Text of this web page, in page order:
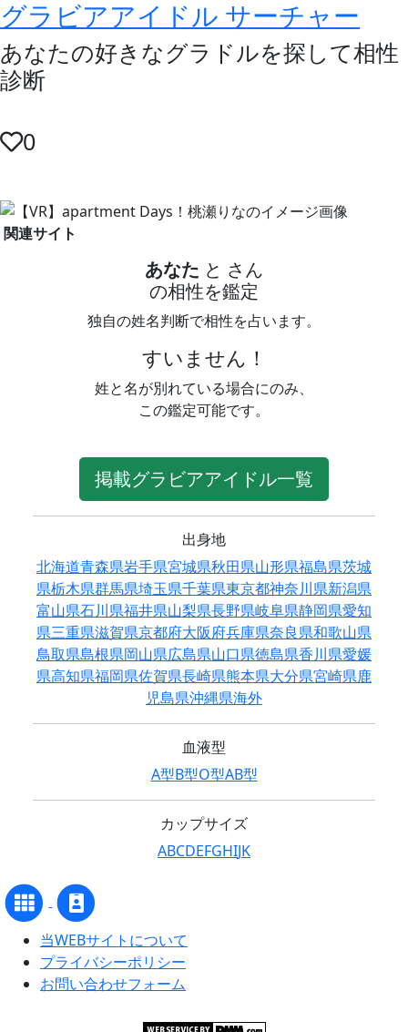
グラビアアイドル サーチャー
あなたの好きなグラドルを探して相性
診断
0
関連サイト
あなた と さん
の相性を鑑定
独自の姓名判断で相性を占います。
すいません！
姓と名が別れている場合にのみ、
この鑑定可能です。
掲載グラビアアイドル一覧
出身地
北海道青森県岩手県宮城県秋田県山形県福島県茨城
県栃木県群馬県埼玉県千葉県東京都神奈川県新潟県
富山県石川県福井県山梨県長野県岐阜県静岡県愛知
県三重県滋賀県京都府大阪府兵庫県奈良県和歌山県
鳥取県島根県岡山県広島県山口県徳島県香川県愛媛
県高知県福岡県佐賀県長崎県熊本県大分県宮崎県鹿
児島県沖縄県海外
血液型
A型B型O型AB型
カップサイズ
ABCDEFGHIJK
当WEBサイトについて
プライバシーポリシー
お問い合わせフォーム